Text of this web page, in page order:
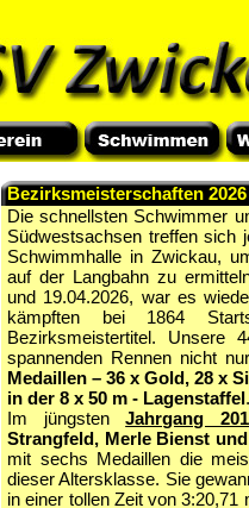
Bezirksmeisterschaften 2026
Die schnellsten Schwimmer
Südwestsachsen treffen sich
Schwimmhalle in Zwickau,
auf der Langbahn zu
und 19.04.2026, war es
kämpften bei 1864
Bezirksmeistertitel. Unsere
spannenden Rennen nicht
Medaillen – 36 x Gold, 28 x
in der 8 x 50 m - Lagenstaffel.
Im jüngstenJahrgang
Strangfeld, Merle Bienst
mit sechs Medaillen die
dieser Altersklasse. Sie
in einer tollen Zeit von